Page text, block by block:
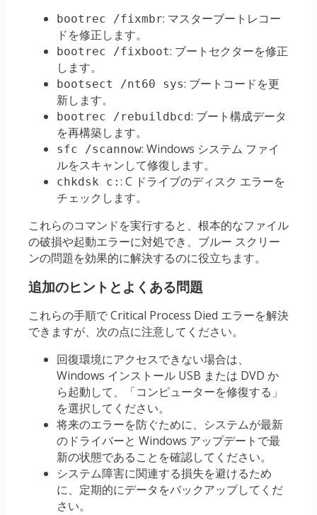
bootrec /fixmbr: マスターブートレコー
ドを修正します。
bootrec /fixboot: ブートセクターを修正
します。
bootsect /nt60 sys: ブートコードを更
新します。
bootrec /rebuildbcd: ブート構成データ
を再構築します。
sfc /scannow: Windows システム ファイ
ルをスキャンして修復します。
chkdsk c: : C ドライブのディスク エラーを
チェックします。
これらのコマンドを実行すると、根本的なファイル
の破損や起動エラーに対処でき、ブルー スクリー
ンの問題を効果的に解決するのに役立ちます。
追加のヒントとよくある問題
これらの手順で Critical Process Died エラーを解決
できますが、次の点に注意してください。
回復環境にアクセスできない場合は、
Windows インストール USB または DVD か
ら起動して、「コンピューターを修復する」
を選択してください。
将来のエラーを防ぐために、システムが最新
のドライバーと Windows アップデートで最
新の状態であることを確認してください。
システム障害に関連する損失を避けるため
に、定期的にデータをバックアップしてくだ
さい。